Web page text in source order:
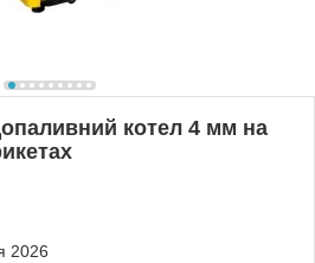
котел 4 мм на
2026